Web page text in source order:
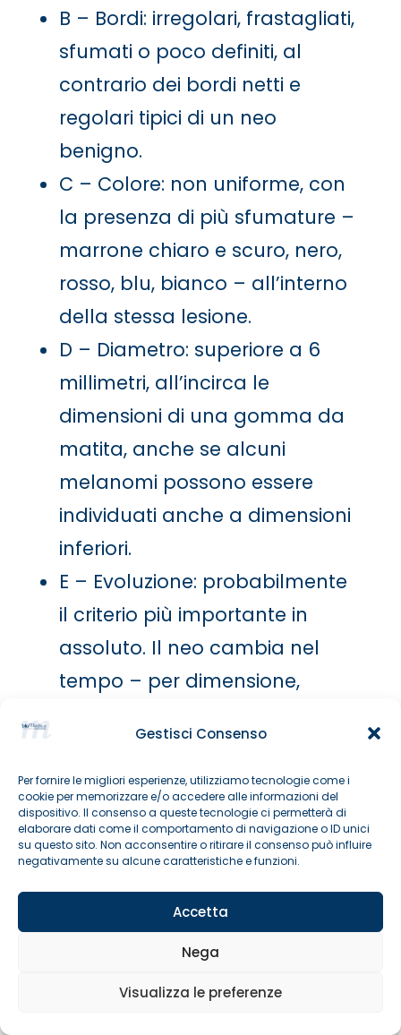
Gestisci Consenso
Per fornire le migliori esperienze, utilizziamo tecnologie come i
cookie per memorizzare e/o accedere alle informazioni del
dispositivo. Il consenso a queste tecnologie ci permetterà di
elaborare dati come il comportamento di navigazione o ID unici
su questo sito. Non acconsentire o ritirare il consenso può influire
negativamente su alcune caratteristiche e funzioni.
Accetta
Nega
Visualizza le preferenze
B – Bordi: irregolari, frastagliati,
sfumati o poco definiti, al
contrario dei bordi netti e
regolari tipici di un neo
benigno.
C – Colore: non uniforme, con
la presenza di più sfumature –
marrone chiaro e scuro, nero,
rosso, blu, bianco – all’interno
della stessa lesione.
D – Diametro: superiore a 6
millimetri, all’incirca le
dimensioni di una gomma da
matita, anche se alcuni
melanomi possono essere
individuati anche a dimensioni
inferiori.
E – Evoluzione: probabilmente
il criterio più importante in
assoluto. Il neo cambia nel
tempo – per dimensione,
oppure inizia a dare sintomi
come prurito, sanguinamento
o irritazione persistente.
È bene sottolineare che nessuno
di questi segnali, da solo, indica
automaticamente una diagnosi
di melanoma: sono campanelli
d’allarme che giustificano un
approfondimento specialistico,
non un motivo di panico. Allo
Prenota un appuntamento online